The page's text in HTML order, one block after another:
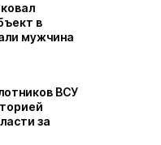
в
мужчина
ВСУ
за